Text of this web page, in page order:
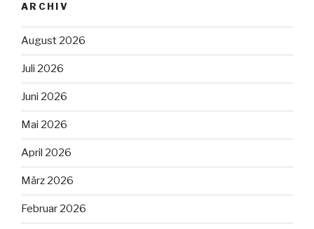
ARCHIV
August 2026
Juli 2026
Juni 2026
Mai 2026
April 2026
März 2026
Februar 2026